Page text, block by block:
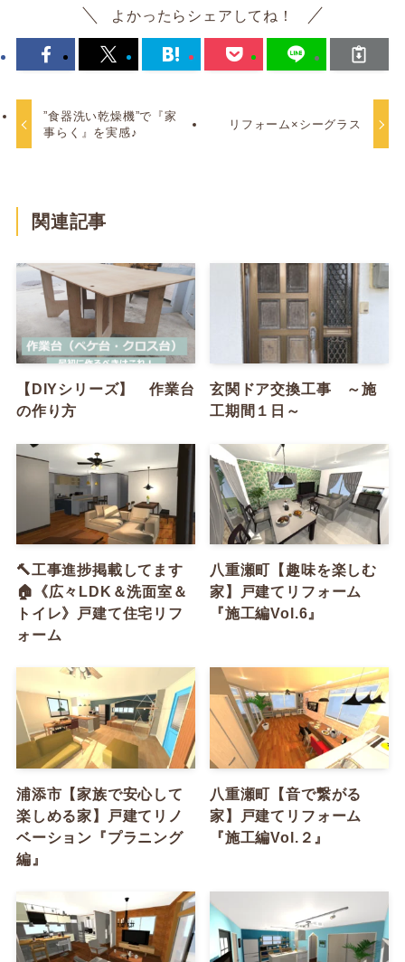
よかったらシェアしてね！
”食器洗い乾燥機”で『家
事らく』を実感♪
リフォーム×シーグラス
関連記事
【DIYシリーズ】 作業台
の作り方
玄関ドア交換工事 ～施
工期間１日～
🔨工事進捗掲載してます
🏠《広々LDK＆洗面室＆
トイレ》戸建て住宅リフ
ォーム
八重瀬町【趣味を楽しむ
家】戸建てリフォーム
『施工編Vol.6』
浦添市【家族で安心して
楽しめる家】戸建てリノ
ベーション『プラニング
編』
八重瀬町【音で繋がる
家】戸建てリフォーム
『施工編Vol.２』